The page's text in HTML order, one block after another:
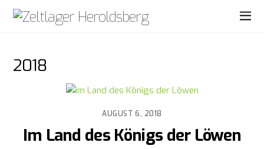
2018
AUGUST 6, 2018
Im Land des Königs der Löwen